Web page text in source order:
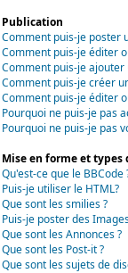
Publication
Comment puis-je poster
Comment puis-je éditer
Comment puis-je
Comment puis-je créer
Comment puis-je éditer
Pourquoi ne puis-je pas
Pourquoi ne puis-je pas
Mise en forme et types
Qu'est-ce que le BBCode
Puis-je utiliser le HTML?
Que sont les smilies ?
Puis-je poster des
Que sont les Annonces ?
Que sont les Post-it ?
Que sont les sujets de